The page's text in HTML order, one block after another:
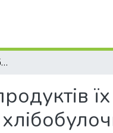
Використання насіння бобових культур та продуктів їх переробки для підвищення якості та харчової цінності хлібобулочних виробів